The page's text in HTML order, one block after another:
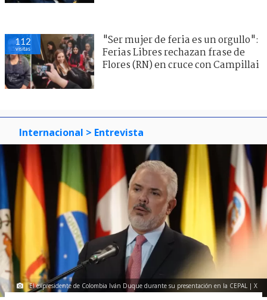
112
visitas
"Ser mujer de feria es un orgullo":
Ferias Libres rechazan frase de
Flores (RN) en cruce con Campillai
Internacional > Entrevista
El expresidente de Colombia Iván Duque durante su presentación en la CEPAL | X